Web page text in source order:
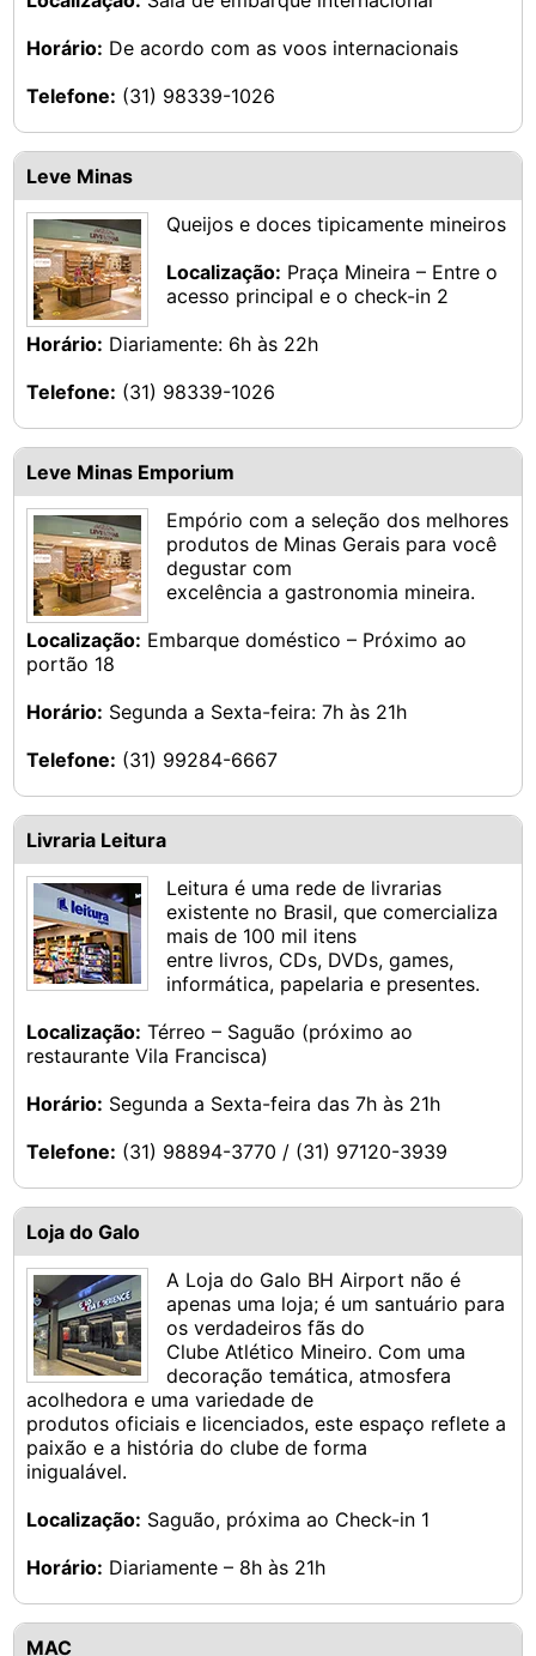
Horário: De acordo com as voos internacionais
Telefone: (31) 98339-1026
Leve Minas
Queijos e doces tipicamente mineiros
Localização: Praça Mineira – Entre o
acesso principal e o check-in 2
Horário: Diariamente: 6h às 22h
Telefone: (31) 98339-1026
Leve Minas Emporium
Empório com a seleção dos melhores
produtos de Minas Gerais para você
degustar com
excelência a gastronomia mineira.
Localização: Embarque doméstico – Próximo ao
portão 18
Horário: Segunda a Sexta-feira: 7h às 21h
Telefone: (31) 99284-6667
Livraria Leitura
Leitura é uma rede de livrarias
existente no Brasil, que comercializa
mais de 100 mil itens
entre livros, CDs, DVDs, games,
informática, papelaria e presentes.
Localização: Térreo – Saguão (próximo ao
restaurante Vila Francisca)
Horário: Segunda a Sexta-feira das 7h às 21h
Telefone: (31) 98894-3770 / (31) 97120-3939
Loja do Galo
A Loja do Galo BH Airport não é
apenas uma loja; é um santuário para
os verdadeiros fãs do
Clube Atlético Mineiro. Com uma
decoração temática, atmosfera
acolhedora e uma variedade de
produtos oficiais e licenciados, este espaço reflete a
paixão e a história do clube de forma
inigualável.
Localização: Saguão, próxima ao Check-in 1
Horário: Diariamente – 8h às 21h
MAC